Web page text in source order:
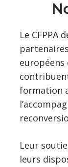
Le CFPPA
formation
Leur
leurs